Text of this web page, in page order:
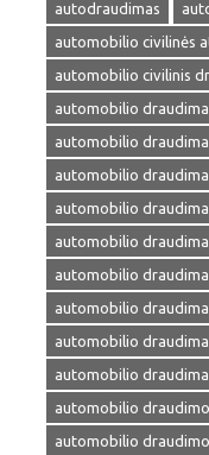
autodraudimas
automobilio civilinės
automobilio civilinis
automobilio
automobilio
automobilio
automobilio
automobilio
automobilio
automobilio
automobilio
automobilio
automobilio
automobilio